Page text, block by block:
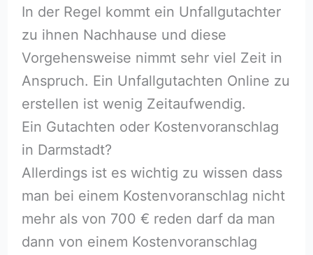
In der Regel kommt ein Unfallgutachter
zu ihnen Nachhause und diese
Vorgehensweise nimmt sehr viel Zeit in
Anspruch. Ein Unfallgutachten Online zu
erstellen ist wenig Zeitaufwendig.
Ein Gutachten oder Kostenvoranschlag
in Darmstadt?
Allerdings ist es wichtig zu wissen dass
man bei einem Kostenvoranschlag nicht
mehr als von 700 € reden darf da man
dann von einem Kostenvoranschlag